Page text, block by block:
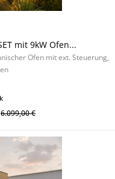
mit 9kW Ofen...
Ofen mit ext. Steuerung,
6.099,00 €